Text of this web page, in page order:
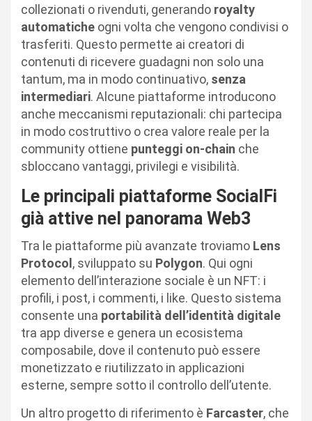
collezionati o rivenduti, generando royalty
automatiche ogni volta che vengono condivisi o
trasferiti. Questo permette ai creatori di
contenuti di ricevere guadagni non solo una
tantum, ma in modo continuativo, senza
intermediari. Alcune piattaforme introducono
anche meccanismi reputazionali: chi partecipa
in modo costruttivo o crea valore reale per la
community ottiene punteggi on-chain che
sbloccano vantaggi, privilegi e visibilità.
Le principali piattaforme SocialFi
già attive nel panorama Web3
Tra le piattaforme più avanzate troviamo Lens
Protocol, sviluppato su Polygon. Qui ogni
elemento dell’interazione sociale è un NFT: i
profili, i post, i commenti, i like. Questo sistema
consente una portabilità dell’identità digitale
tra app diverse e genera un ecosistema
composabile, dove il contenuto può essere
monetizzato e riutilizzato in applicazioni
esterne, sempre sotto il controllo dell’utente.
Un altro progetto di riferimento è Farcaster, che